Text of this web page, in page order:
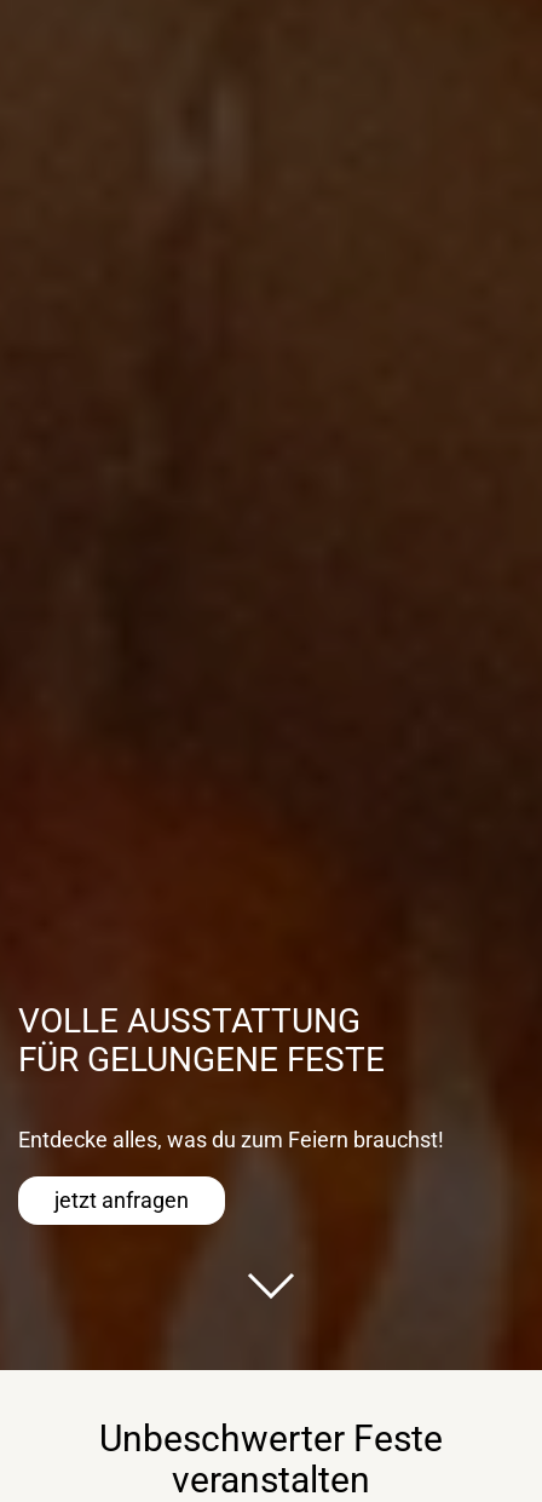
VOLLE AUSSTATTUNG
FÜR GELUNGENE FESTE
Entdecke alles, was du zum Feiern brauchst!
jetzt anfragen
Unbeschwerter Feste
veranstalten